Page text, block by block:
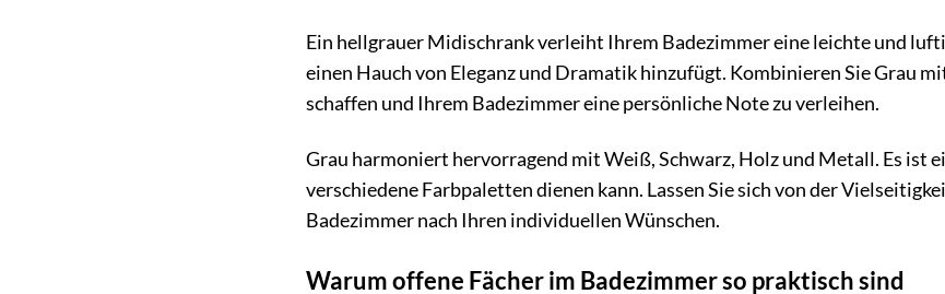
Ein hellgrauer Midischrank verleiht Ihrem Badezimmer eine leichte und
einen Hauch von Eleganz und Dramatik hinzufügt. Kombinieren Sie Grau
schaffen und Ihrem Badezimmer eine persönliche Note zu verleihen.
Grau harmoniert hervorragend mit Weiß, Schwarz, Holz und Metall. Es ist
verschiedene Farbpaletten dienen kann. Lassen Sie sich von der
Badezimmer nach Ihren individuellen Wünschen.
Warum offene Fächer im Badezimmer so praktisch sind